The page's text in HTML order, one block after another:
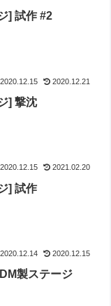
] 試作 #2
2020.12.15 2020.12.21
] 撃沈
2020.12.15 2021.02.20
] 試作
2020.12.14 2020.12.15
製ステージ